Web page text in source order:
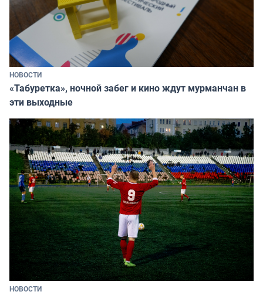
НОВОСТИ
«Табуретка», ночной забег и кино ждут мурманчан в
эти выходные
НОВОСТИ